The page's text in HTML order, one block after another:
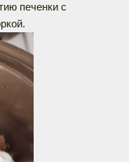
печенки с